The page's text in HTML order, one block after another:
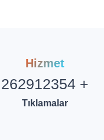
Hizmet
262912354 +
Tıklamalar